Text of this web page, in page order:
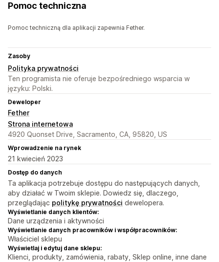
Pomoc techniczna
Pomoc techniczną dla aplikacji zapewnia Fether.
Zasoby
Polityka prywatności
Ten programista nie oferuje bezpośredniego wsparcia w
języku: Polski.
Deweloper
Fether
Strona internetowa
4920 Quonset Drive, Sacramento, CA, 95820, US
Wprowadzenie na rynek
21 kwiecień 2023
Dostęp do danych
Ta aplikacja potrzebuje dostępu do następujących danych,
aby działać w Twoim sklepie. Dowiedz się, dlaczego,
przeglądając politykę prywatności dewelopera.
Wyświetlanie danych klientów:
Dane urządzenia i aktywności
Wyświetlanie danych pracowników i współpracowników:
Właściciel sklepu
Wyświetlaj i edytuj dane sklepu:
Klienci, produkty, zamówienia, rabaty, Sklep online, inne dane